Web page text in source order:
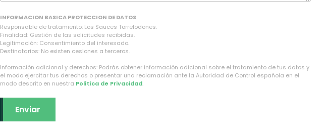
INFORMACION BASICA PROTECCION DE DATOS
Responsable de tratamiento: Los Sauces Torrelodones.
Finalidad: Gestión de las solicitudes recibidas.
Legitimación: Consentimiento del interesado.
Destinatarios: No existen cesiones a terceros.
Información adicional y derechos: Podrás obtener información adicional sobre el tratamiento de tus datos y
el modo ejercitar tus derechos o presentar una reclamación ante la Autoridad de Control española en el
modo descrito en nuestra Política de Privacidad.